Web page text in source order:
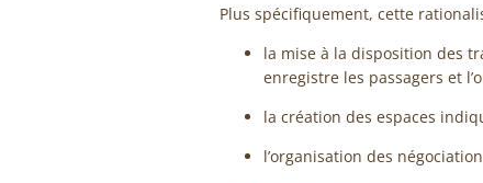
Plus spécifiquement, cette
la mise à la disposition des
enregistre les passagers et
la création des espaces
l’organisation des